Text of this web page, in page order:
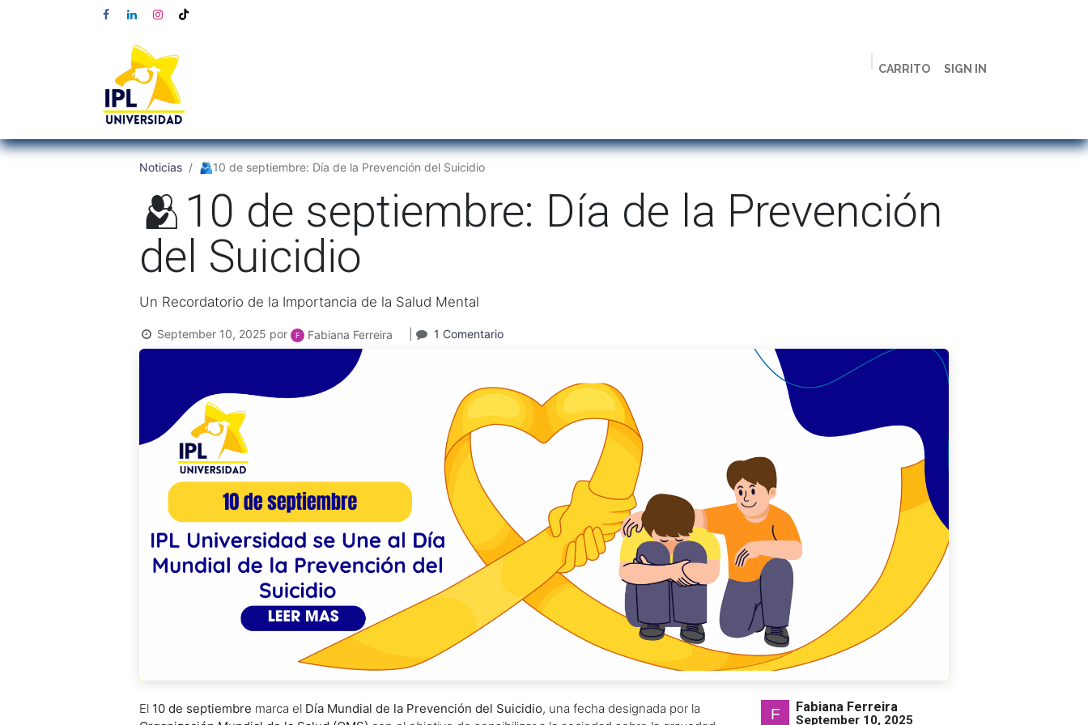
CARRITO SIGN IN
Noticias 🫂10 de septiembre: Día de la Prevención del Suicidio
🫂10 de septiembre: Día de la Prevención
del Suicidio
Un Recordatorio de la Importancia de la Salud Mental
September 10, 2025 por Fabiana Ferreira 1 Comentario
El 10 de septiembre marca el Día Mundial de la Prevención del Suicidio, una fecha designada por la
Fabiana Ferreira
September 10, 2025